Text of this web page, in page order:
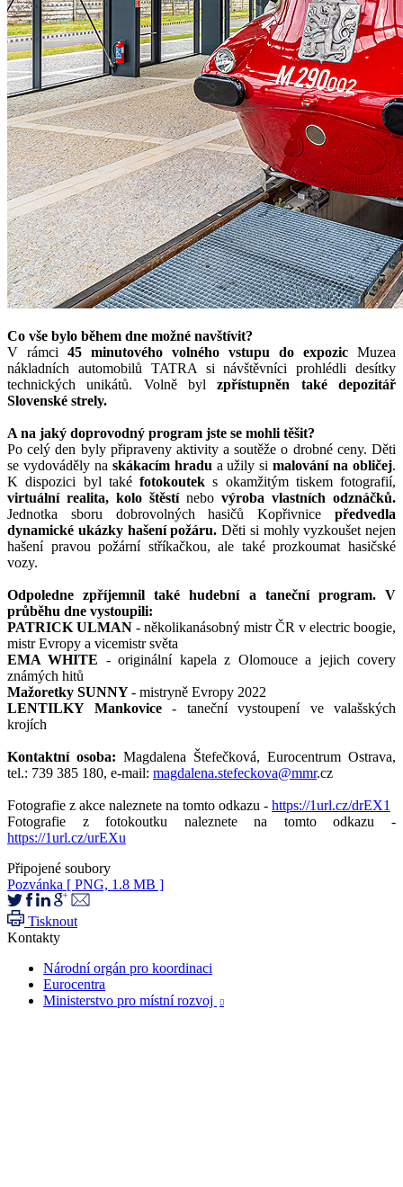
Co vše bylo během dne možné navštívit?
V rámci 45 minutového volného vstupu do expozic Muzea
nákladních automobilů TATRA si návštěvníci prohlédli desítky
technických unikátů. Volně bylzpřístupněn také depozitář
Slovenské strely.
A na jaký doprovodný program jste se mohli těšit?
Po celý den byly připraveny aktivity a soutěže o drobné ceny. Děti
se vydováděly na skákacím hradu a užily simalování na obličej.
K dispozici byl také fotokoutek s okamžitým tiskem fotografií,
virtuální realita, kolo štěstí nebo výroba vlastních odznáčků.
Jednotka sboru dobrovolných hasičů Kopřivnice předvedla
dynamické ukázky hašení požáru. Děti si mohly vyzkoušet nejen
hašení pravou požární stříkačkou, ale také prozkoumat hasičské
vozy.
Odpoledne zpříjemnil také hudební a taneční program. V
průběhu dne vystoupili:
PATRICK ULMAN - několikanásobný mistr ČR v electric boogie,
mistr Evropy a vicemistr světa
EMA WHITE - originální kapela z Olomouce a jejich covery
známých hitů
Mažoretky SUNNY- mistryně Evropy 2022
LENTILKY Mankovice - taneční vystoupení ve valašských
krojích
Kontaktní osoba: Magdalena Štefečková, Eurocentrum Ostrava,
tel.: 739 385 180, e-mail: magdalena.stefeckova@mmr.cz
Fotografie z akce naleznete na tomto odkazu - https://1url.cz/drEX1
Fotografie z fotokoutku naleznete na tomto odkazu -
https://1url.cz/urEXu
Připojené soubory
Pozvánka [ PNG, 1.8 MB ]
Tisknout
Kontakty
Národní orgán pro koordinaci
Eurocentra
Ministerstvo pro místní rozvoj
